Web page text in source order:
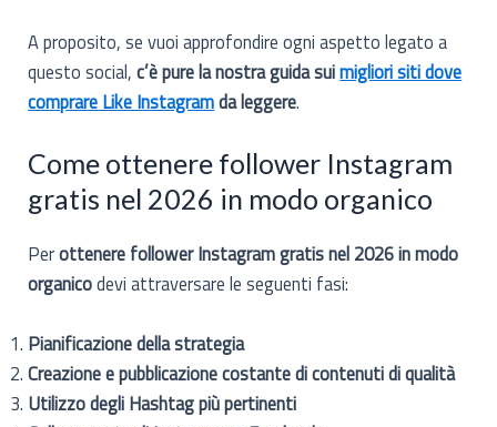
A proposito, se vuoi approfondire ogni aspetto legato a
questo social,c’è pure la nostra guida suimigliori siti dove
comprare Like Instagramda leggere.
Come ottenere follower Instagram
gratis nel 2026 in modo organico
Perottenere follower Instagram gratis nel 2026 in modo
organicodevi attraversare le seguenti fasi:
Pianificazione della strategia
Creazione e pubblicazione costante di contenuti di qualità
Utilizzo degli Hashtag più pertinenti